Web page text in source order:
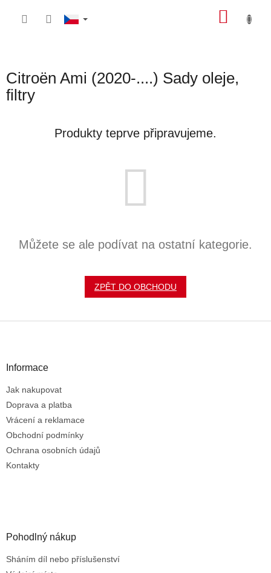
Citroën Ami (2020-....) Sady oleje,
filtry
Produkty teprve připravujeme.
Můžete se ale podívat na ostatní kategorie.
ZPĚT DO OBCHODU
Informace
Jak nakupovat
Doprava a platba
Vrácení a reklamace
Obchodní podmínky
Ochrana osobních údajů
Kontakty
Pohodlný nákup
Sháním díl nebo příslušenství